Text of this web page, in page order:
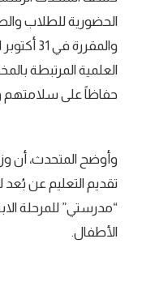
العلمية المرتبطة
حفاظاً على
وأوضح المتحدث، أن
تقديم التعليم عن
“مدرستي” للمرحلة
الأطفال.